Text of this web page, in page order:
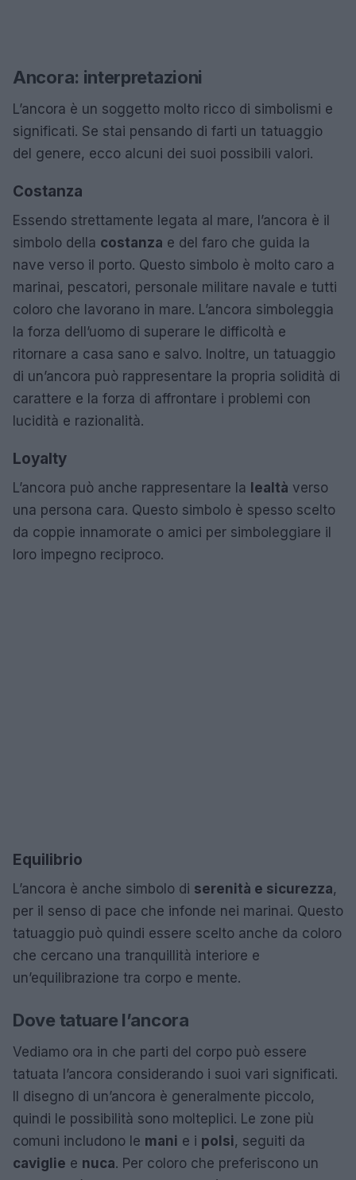
Ancora: interpretazioni
L’ancora è un soggetto molto ricco di simbolismi e
significati. Se stai pensando di farti un tatuaggio
del genere, ecco alcuni dei suoi possibili valori.
Costanza
Essendo strettamente legata al mare, l’ancora è il
simbolo della costanza e del faro che guida la
nave verso il porto. Questo simbolo è molto caro a
marinai, pescatori, personale militare navale e tutti
coloro che lavorano in mare. L’ancora simboleggia
la forza dell’uomo di superare le difficoltà e
ritornare a casa sano e salvo. Inoltre, un tatuaggio
di un’ancora può rappresentare la propria solidità di
carattere e la forza di affrontare i problemi con
lucidità e razionalità.
Loyalty
L’ancora può anche rappresentare la lealtà verso
una persona cara. Questo simbolo è spesso scelto
da coppie innamorate o amici per simboleggiare il
loro impegno reciproco.
Equilibrio
L’ancora è anche simbolo di serenità e sicurezza,
per il senso di pace che infonde nei marinai. Questo
tatuaggio può quindi essere scelto anche da coloro
che cercano una tranquillità interiore e
un’equilibrazione tra corpo e mente.
Dove tatuare l’ancora
Vediamo ora in che parti del corpo può essere
tatuata l’ancora considerando i suoi vari significati.
Il disegno di un’ancora è generalmente piccolo,
quindi le possibilità sono molteplici. Le zone più
comuni includono le mani e i polsi, seguiti da
caviglie e nuca. Per coloro che preferiscono un